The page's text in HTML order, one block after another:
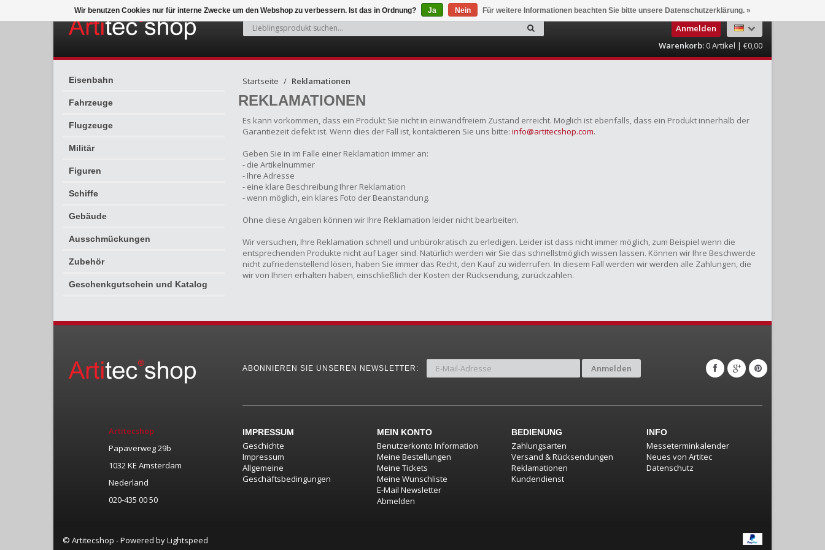
Anmelden
Warenkorb:0Artikel | €0,00
Eisenbahn
Fahrzeuge
Flugzeuge
Militär
Figuren
Schiffe
Gebäude
Ausschmückungen
Zubehör
Geschenkgutschein und Katalog
Startseite Reklamationen
REKLAMATIONEN
Es kann vorkommen, dass ein Produkt Sie nicht in einwandfreiem Zustand erreicht. Möglich ist ebenfalls, dass ein Produkt innerhalb der
Garantiezeit defekt ist. Wenn dies der Fall ist, kontaktieren Sie uns bitte: info@artitecshop.com.
Geben Sie in im Falle einer Reklamation immer an:
- die Artikelnummer
- Ihre Adresse
- eine klare Beschreibung Ihrer Reklamation
- wenn möglich, ein klares Foto der Beanstandung.
Ohne diese Angaben können wir Ihre Reklamation leider nicht bearbeiten.
Wir versuchen, Ihre Reklamation schnell und unbürokratisch zu erledigen. Leider ist dass nicht immer möglich, zum Beispiel wenn die
entsprechenden Produkte nicht auf Lager sind. Natürlich werden wir Sie das schnellstmöglich wissen lassen. Können wir Ihre Beschwerde
nicht zufriedenstellend lösen, haben Sie immer das Recht, den Kauf zu widerrufen. In diesem Fall werden wir werden alle Zahlungen, die
wir von Ihnen erhalten haben, einschließlich der Kosten der Rücksendung, zurückzahlen.
Artitecshop
Papaverweg 29b
1032 KE Amsterdam
Nederland
020-435 00 50
ABONNIEREN SIE UNSEREN NEWSLETTER: Anmelden
IMPRESSUM
Geschichte
Impressum
Allgemeine
Geschäftsbedingungen
MEIN KONTO
Benutzerkonto Information
Meine Bestellungen
Meine Tickets
Meine Wunschliste
E-Mail Newsletter
Abmelden
BEDIENUNG
Zahlungsarten
Versand & Rücksendungen
Reklamationen
Kundendienst
INFO
Messeterminkalender
Neues von Artitec
Datenschutz
© Artitecshop - Powered byLightspeed
Wir benutzen Cookies nur für interne Zwecke um den Webshop zu verbessern. Ist das in Ordnung? Ja Nein Für weitere Informationen beachten Sie bitte unsere Datenschutzerklärung. »